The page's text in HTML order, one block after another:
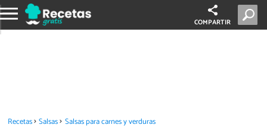
COMPARTIR
Recetas Salsas Salsas para carnes y verduras